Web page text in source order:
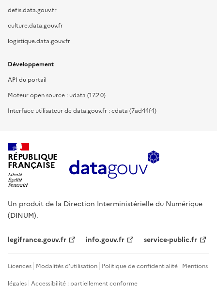
defis.data.gouv.fr
culture.data.gouv.fr
logistique.data.gouv.fr
Développement
API du portail
Moteur open source : udata (17.2.0)
Interface utilisateur de data.gouv.fr : cdata (7ad44f4)
RÉPUBLIQUE
FRANÇAISE
Un produit de la Direction Interministérielle du Numérique
(DINUM).
legifrance.gouv.fr info.gouv.fr service-public.fr
Licences Modalités d'utilisation Politique de confidentialité Mentions
légales Accessibilité : partiellement conforme